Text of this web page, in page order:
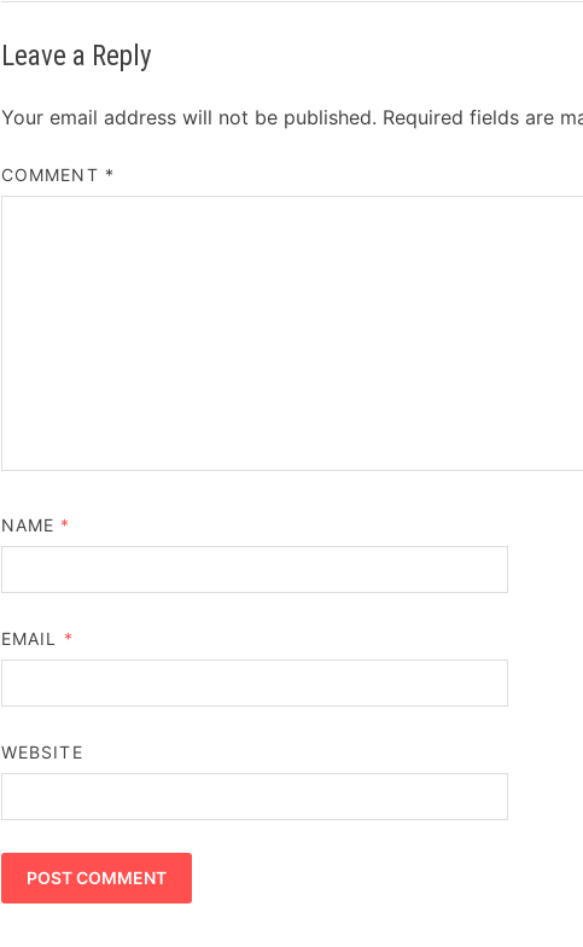
Leave a Reply
Your email address will not be published. Required fields are
COMMENT *
NAME *
EMAIL *
WEBSITE